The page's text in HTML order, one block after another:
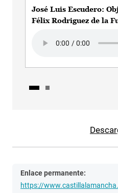
José Luis Escudero:
Félix Rodriguez de la
Enlace permanente:
https://